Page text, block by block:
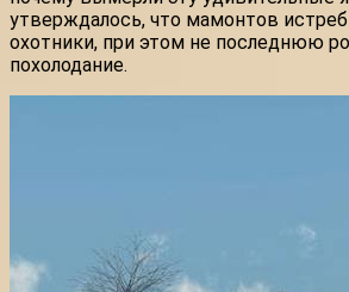
утверждалось, что мамонтов
охотники, при этом не последнюю
похолодание.